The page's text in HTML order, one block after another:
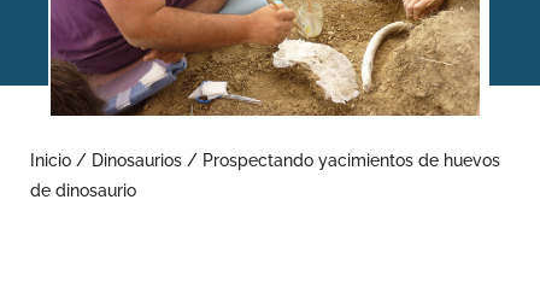
de huevos de dinosaurio
Inicio / Dinosaurios / Prospectando yacimientos de huevos
de dinosaurio